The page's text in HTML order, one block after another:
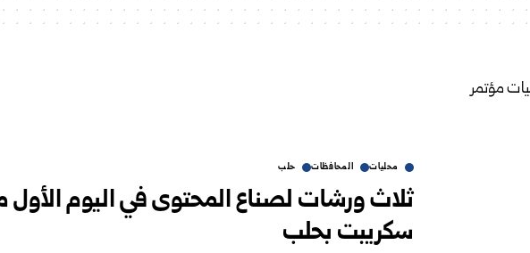
محليات المحافظات حلب
ثلاث ورشات لصناع المحتوى في اليوم الأول
سكريبت بحلب